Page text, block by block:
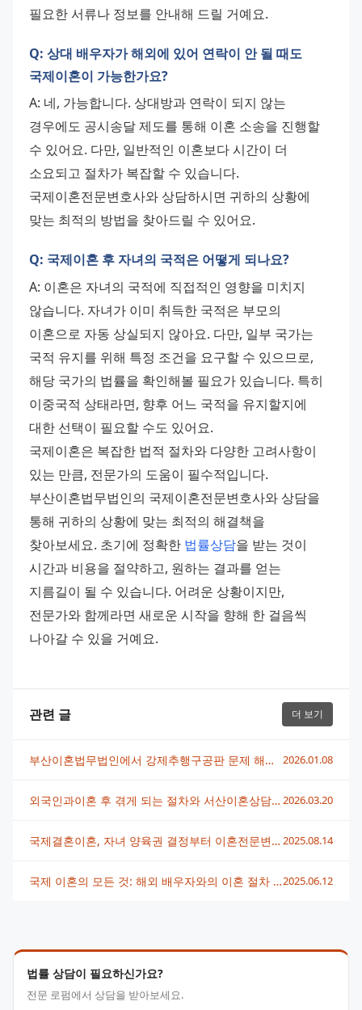
법률 상담이 필요하신가요?
전문 로펌에서 상담을 받아보세요.
필요한 서류나 정보를 안내해 드릴 거예요.
Q: 상대 배우자가 해외에 있어 연락이 안 될 때도
국제이혼이 가능한가요?
A: 네, 가능합니다. 상대방과 연락이 되지 않는
경우에도 공시송달 제도를 통해 이혼 소송을 진행할
수 있어요. 다만, 일반적인 이혼보다 시간이 더
소요되고 절차가 복잡할 수 있습니다.
국제이혼전문변호사와 상담하시면 귀하의 상황에
맞는 최적의 방법을 찾아드릴 수 있어요.
Q: 국제이혼 후 자녀의 국적은 어떻게 되나요?
A: 이혼은 자녀의 국적에 직접적인 영향을 미치지
않습니다. 자녀가 이미 취득한 국적은 부모의
이혼으로 자동 상실되지 않아요. 다만, 일부 국가는
국적 유지를 위해 특정 조건을 요구할 수 있으므로,
해당 국가의 법률을 확인해볼 필요가 있습니다. 특히
이중국적 상태라면, 향후 어느 국적을 유지할지에
대한 선택이 필요할 수도 있어요.
국제이혼은 복잡한 법적 절차와 다양한 고려사항이
있는 만큼, 전문가의 도움이 필수적입니다.
부산이혼법무법인의 국제이혼전문변호사와 상담을
통해 귀하의 상황에 맞는 최적의 해결책을
찾아보세요. 초기에 정확한 법률상담을 받는 것이
시간과 비용을 절약하고, 원하는 결과를 얻는
지름길이 될 수 있습니다. 어려운 상황이지만,
전문가와 함께라면 새로운 시작을 향해 한 걸음씩
나아갈 수 있을 거예요.
관련 글 더 보기
부산이혼법무법인에서 강제추행구공판 문제 해결까지의 모든 과정 2026.01.08
외국인과이혼 후 겪게 되는 절차와 서산이혼상담에서 알아야 할 점 2026.03.20
국제결혼이혼, 자녀 양육권 결정부터 이혼전문변호사 상담까지 꼭 알아야 할 사항 2025.08.14
국제 이혼의 모든 것: 해외 배우자와의 이혼 절차 가이드2025.06.12